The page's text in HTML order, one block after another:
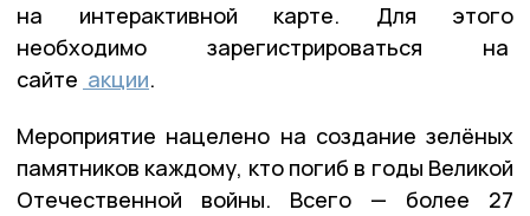
на интерактивной карте. Для этого
необходимо зарегистрироваться на
сайте акции.
Мероприятие нацелено на создание зелёных
памятников каждому, кто погиб в годы Великой
Отечественной войны. Всего — более 27